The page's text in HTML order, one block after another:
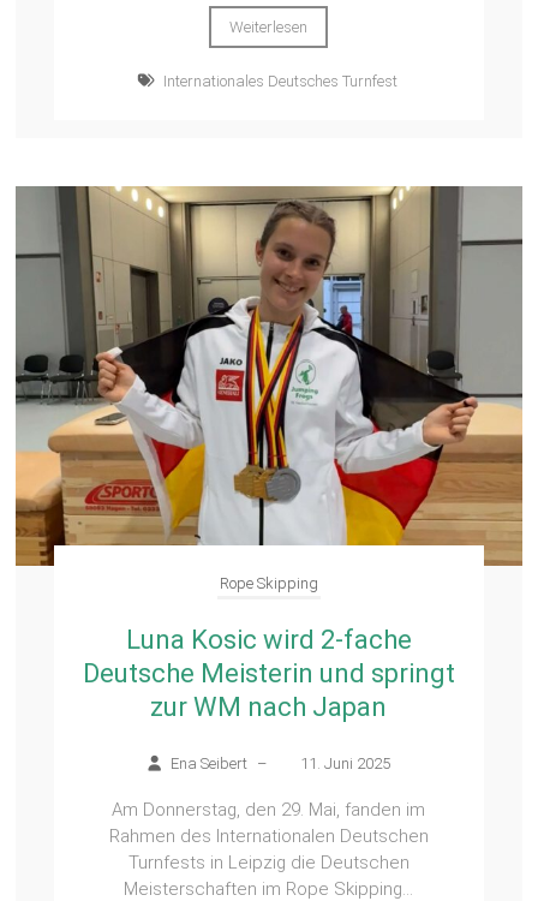
Weiterlesen
Internationales Deutsches Turnfest
Rope Skipping
Luna Kosic wird 2-fache
Deutsche Meisterin und springt
zur WM nach Japan
Ena Seibert – 11. Juni 2025
Am Donnerstag, den 29. Mai, fanden im
Rahmen des Internationalen Deutschen
Turnfests in Leipzig die Deutschen
Meisterschaften im Rope Skipping...